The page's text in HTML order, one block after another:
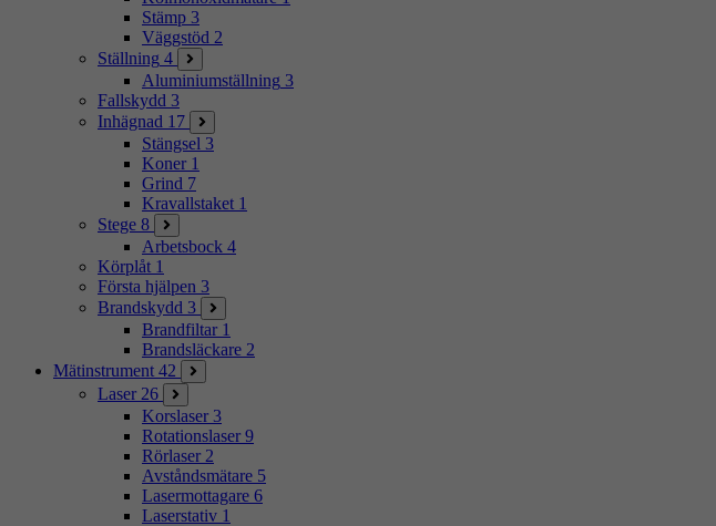
Stämp 3
Väggstöd 2
Ställning 4
Aluminiumställning 3
Fallskydd 3
Inhägnad 17
Stängsel 3
Koner 1
Grind 7
Kravallstaket 1
Stege 8
Arbetsbock 4
Körplåt 1
Första hjälpen 3
Brandskydd 3
Brandfiltar 1
Brandsläckare 2
Mätinstrument 42
Laser 26
Korslaser 3
Rotationslaser 9
Rörlaser 2
Avståndsmätare 5
Lasermottagare 6
Laserstativ 1